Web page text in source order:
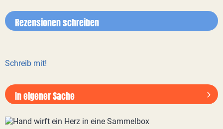
Rezensionen schreiben
Schreib mit!
In eigener Sache